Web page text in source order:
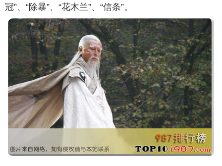
冠”、“除暴”、“花木兰”、“信条”。